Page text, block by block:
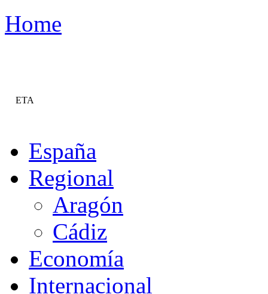
Home
ETA
España
Regional
Aragón
Cádiz
Economía
Internacional